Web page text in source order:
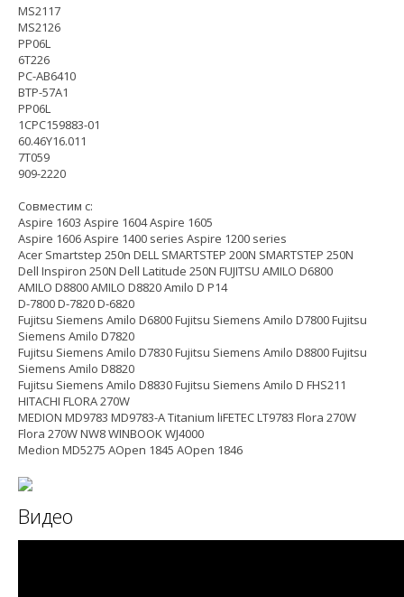
MS2117
MS2126
PP06L
6T226
PC-AB6410
BTP-57A1
PP06L
1CPC159883-01
60.46Y16.011
7T059
909-2220
Совместим с:
Aspire 1603 Aspire 1604 Aspire 1605
Aspire 1606 Aspire 1400 series Aspire 1200 series
Acer Smartstep 250n DELL SMARTSTEP 200N SMARTSTEP 250N
Dell Inspiron 250N Dell Latitude 250N FUJITSU AMILO D6800
AMILO D8800 AMILO D8820 Amilo D P14
D-7800 D-7820 D-6820
Fujitsu Siemens Amilo D6800 Fujitsu Siemens Amilo D7800 Fujitsu
Siemens Amilo D7820
Fujitsu Siemens Amilo D7830 Fujitsu Siemens Amilo D8800 Fujitsu
Siemens Amilo D8820
Fujitsu Siemens Amilo D8830 Fujitsu Siemens Amilo D FHS211
HITACHI FLORA 270W
MEDION MD9783 MD9783-A Titanium liFETEC LT9783 Flora 270W
Flora 270W NW8 WINBOOK WJ4000
Medion MD5275 AOpen 1845 AOpen 1846
Видео